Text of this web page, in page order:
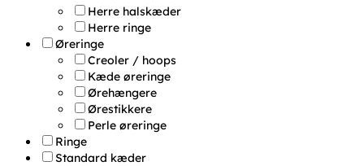
Herre halskæder
Herre ringe
Øreringe
Creoler / hoops
Kæde øreringe
Ørehængere
Ørestikkere
Perle øreringe
Ringe
Standard kæder